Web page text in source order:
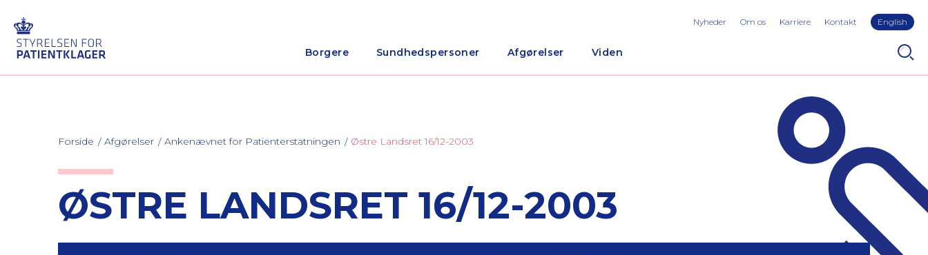
Borgere Sundhedspersoner Afgørelser Viden
Nyheder Om os Karriere Kontakt English
Forside Afgørelser Ankenævnet for Patienterstatningen Østre Landsret 16/12-2003
ØSTRE LANDSRET 16/12-2003